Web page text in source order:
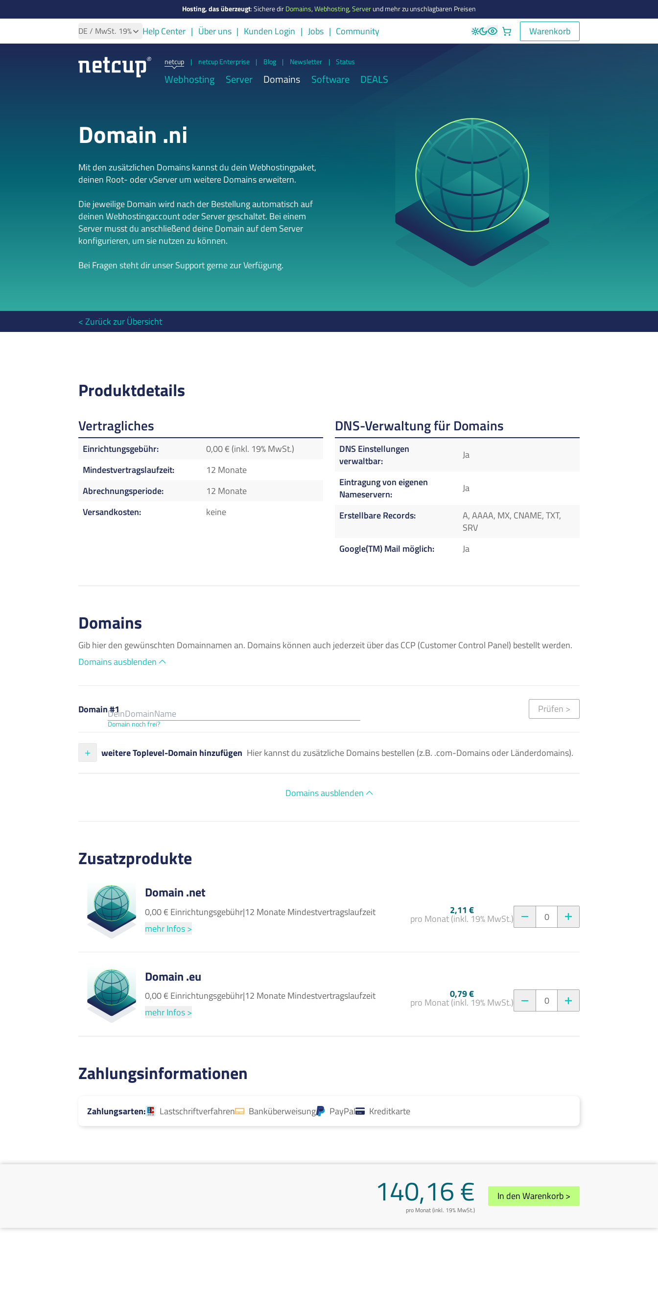
Hosting, das überzeugt:Sichere dirDomains,Webhosting,Serverund mehr zu unschlagbaren Preisen
DE / MwSt. 19% Help Center Über uns Kunden Login Jobs Community Warenkorb
Warenkorb
netcup | netcup Enterprise | Blog | Newsletter | Status
Webhosting Server Domains Software DEALS
Domain .ni
Mit den zusätzlichen Domains kannst du dein Webhostingpaket,
deinen Root- oder vServer um weitere Domains erweitern.
Die jeweilige Domain wird nach der Bestellung automatisch auf
deinen Webhostingaccount oder Server geschaltet. Bei einem
Server musst du anschließend deine Domain auf dem Server
konfigurieren, um sie nutzen zu können.
Bei Fragen steht dir unser Support gerne zur Verfügung.
Zurück zur Übersicht
Produktdetails
Vertragliches
Einrichtungsgebühr
0,00 € (inkl. 19% MwSt.)
Mindestvertragslaufzeit
12 Monate
Abrechnungsperiode
12 Monate
Versandkosten
keine
DNS-Verwaltung für Domains
DNS Einstellungen
verwaltbar
Ja
Eintragung von eigenen
Nameservern
Ja
Erstellbare Records
A, AAAA, MX, CNAME, TXT,
SRV
Google(TM) Mail möglich
Ja
Domains
Gib hier den gewünschten Domainnamen an. Domains können auch jederzeit über das CCP (Customer Control Panel) bestellt werden.
Domains ausblenden
Domain #1
Domain noch frei?
Prüfen >
weitere Toplevel-Domain hinzufügen Hier kannst du zusätzliche Domains bestellen (z.B. .com-Domains oder Länderdomains).
Domains ausblenden
Zusatzprodukte
Domain .net
0,00 € Einrichtungsgebühr|12 Monate Mindestvertragslaufzeit
mehr Infos >
2,11 €
pro Monat (inkl. 19% MwSt.) 0
Domain .eu
0,00 € Einrichtungsgebühr|12 Monate Mindestvertragslaufzeit
mehr Infos >
0,79 €
pro Monat (inkl. 19% MwSt.) 0
Zahlungsinformationen
Zahlungsarten Lastschriftverfahren Banküberweisung PayPal Kreditkarte
140,16 €
pro Monat (inkl. 19% MwSt.)
In den Warenkorb >